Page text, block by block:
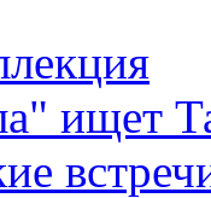
ищет